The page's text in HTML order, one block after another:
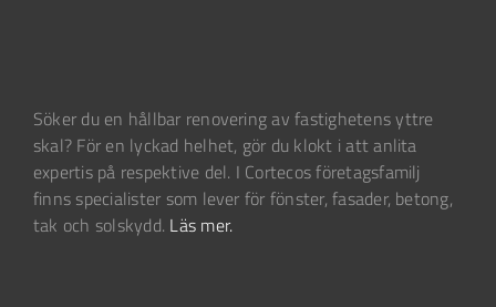
Söker du en hållbar renovering av fastighetens yttre
skal? För en lyckad helhet, gör du klokt i att anlita
expertis på respektive del. I Cortecos företagsfamilj
finns specialister som lever för fönster, fasader, betong,
tak och solskydd. Läs mer.